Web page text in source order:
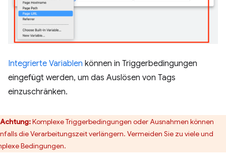
Integrierte Variablen können in Triggerbedingungen
eingefügt werden, um das Auslösen von Tags
einzuschränken.
Achtung:Komplexe Triggerbedingungen oder Ausnahmen können
die Verarbeitungszeit verlängern. Vermeiden Sie zu viele und
Bedingungen.